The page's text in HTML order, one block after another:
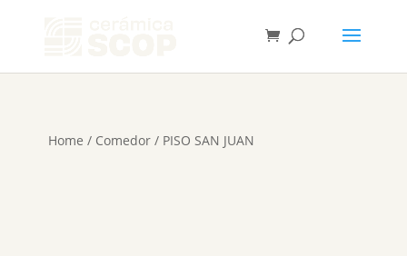
Home / Comedor/ PISO SAN JUAN